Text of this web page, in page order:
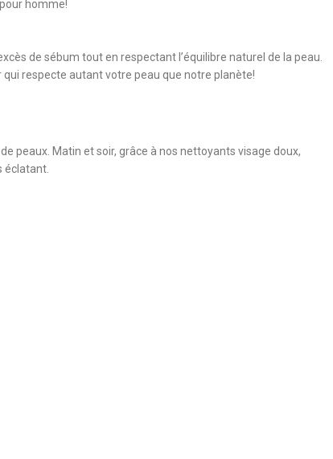
homme!
de sébum tout en respectant l’équilibre naturel de la peau.
respecte autant votre peau que notre planète!
peaux. Matin et soir, grâce à nos nettoyants visage doux,
éclatant.